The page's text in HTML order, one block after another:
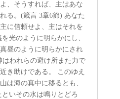
、そうすれば、主はあな
る。(箴言 3章6節) あなた
に信頼せよ、主はそれを
光のように明らかにし、
昼のように明らかにされ
はわれらの避け所また力で
き助けである。 このゆえ
は海の真中に移るとも、
いその水は鳴りとどろ